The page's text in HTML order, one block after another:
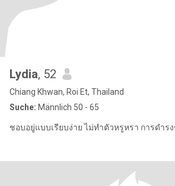
Lydia, 52
Chiang Khwan, Roi Et, Thailand
Suche: Männlich 50 - 65
ชอบอยู่แบบเรียบง่าย ไม่ทำตัวหรูหรา การดำร